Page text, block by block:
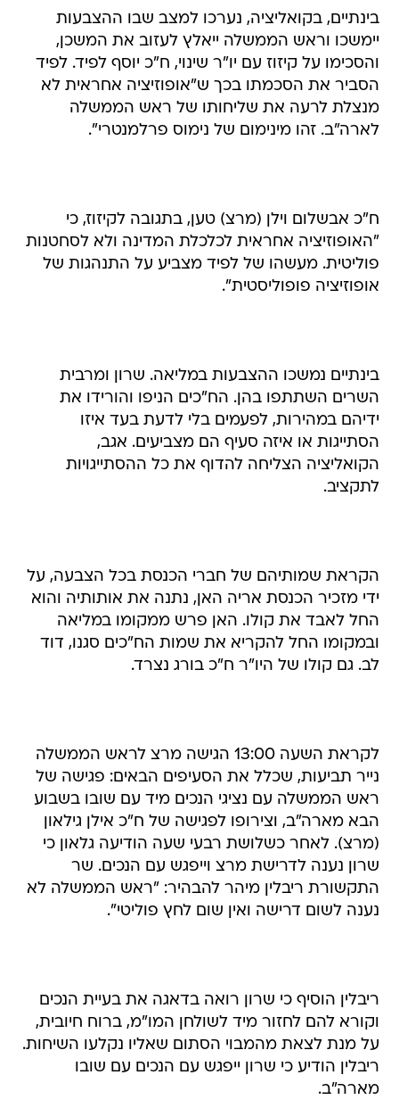
בינתיים, בקואליציה, נערכו למצב שבו ההצבעות
יימשכו וראש הממשלה ייאלץ לעזוב את המשכן,
והסכימו על קיזוז עם יו"ר שינוי, ח"כ יוסף לפיד. לפיד
הסביר את הסכמתו בכך ש"אופוזיציה אחראית לא
מנצלת לרעה את שליחותו של ראש הממשלה
לארה"ב. זהו מינימום של נימוס פרלמנטרי".
ח"כ אבשלום וילן (מרצ) טען, בתגובה לקיזוז, כי
"האופוזיציה אחראית לכלכלת המדינה ולא לסחטנות
פוליטית. מעשהו של לפיד מצביע על התנהגות של
אופוזיציה פופוליסטית".
בינתיים נמשכו ההצבעות במליאה. שרון ומרבית
השרים השתתפו בהן. הח"כים הניפו והורידו את
ידיהם במהירות, לפעמים בלי לדעת בעד איזו
הסתייגות או איזה סעיף הם מצביעים. אגב,
הקואליציה הצליחה להדוף את כל ההסתייגויות
לתקציב.
הקראת שמותיהם של חברי הכנסת בכל הצבעה, על
ידי מזכיר הכנסת אריה האן, נתנה את אותותיה והוא
החל לאבד את קולו. האן פרש ממקומו במליאה
ובמקומו החל להקריא את שמות הח"כים סגנו, דוד
לב. גם קולו של היו"ר ח"כ בורג נצרד.
לקראת השעה 13:00 הגישה מרצ לראש הממשלה
נייר תביעות, שכלל את הסעיפים הבאים: פגישה של
ראש הממשלה עם נציגי הנכים מיד עם שובו בשבוע
הבא מארה"ב, וצירופו לפגישה של ח"כ אילן גילאון
(מרצ). לאחר כשלושת רבעי שעה הודיעה גלאון כי
שרון נענה לדרישת מרצ וייפגש עם הנכים. שר
התקשורת ריבלין מיהר להבהיר: "ראש הממשלה לא
נענה לשום דרישה ואין שום לחץ פוליטי".
ריבלין הוסיף כי שרון רואה בדאגה את בעיית הנכים
וקורא להם לחזור מיד לשולחן המו"מ, ברוח חיובית,
על מנת לצאת מהמבוי הסתום שאליו נקלעו השיחות.
ריבלין הודיע כי שרון ייפגש עם הנכים עם שובו
מארה"ב.